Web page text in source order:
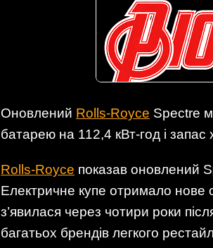
Оновлений Rolls-Royce Spectre
батарею на 112,4 кВт-год і запас
Rolls-Royce показав оновлений
Електричне купе отримало нове
з’явилася через чотири роки
багатьох брендів легкого